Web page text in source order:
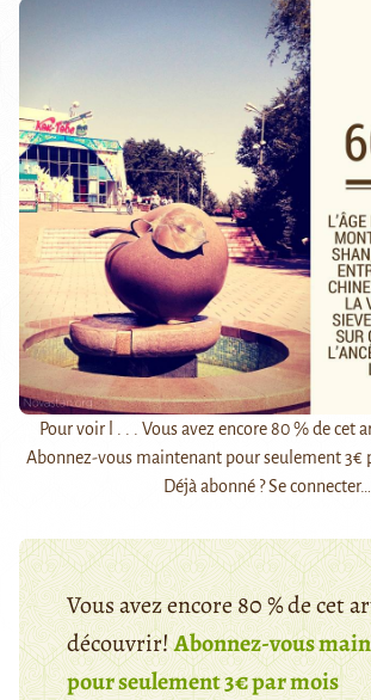
Pour voir l . . . Vous avez encore 80 % de cet
Abonnez-vous maintenant pour seulement 3€
Déjà abonné ? Se connecter…
Vous avez encore 80 % de cet
découvrir!Abonnez-vous
pour seulement 3€ par mois